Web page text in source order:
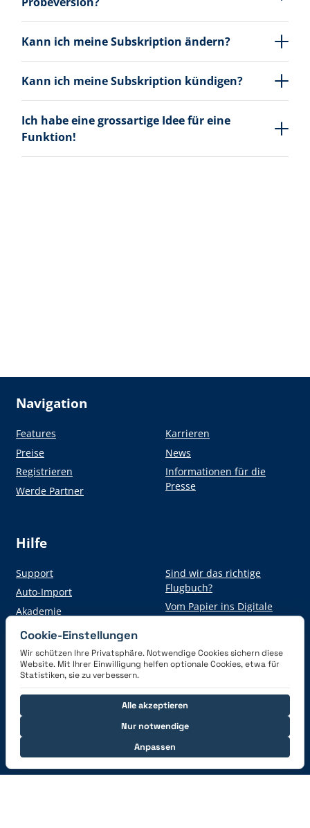
Kann ich meine Subskription ändern?
Kann ich meine Subskription kündigen?
Ich habe eine grossartige Idee für eine
Funktion!
Navigation
Features
Preise
Registrieren
Werde Partner
Karrieren
News
Informationen für die
Presse
Hilfe
Support
Auto-Import
Akademie
Sind wir das richtige
Flugbuch?
Vom Papier ins Digitale
Hol dir die App
Verbinde dich mit uns
Cookie-Einstellungen
Wir schützen Ihre Privatsphäre. Notwendige Cookies sichern diese
Website. Mit Ihrer Einwilligung helfen optionale Cookies, etwa für
Statistiken, sie zu verbessern.
Nur notwendige
Anpassen
Alle akzeptieren